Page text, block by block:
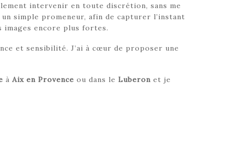
intervenir en toute discrétion, sans me
simple promeneur, afin de capturer l’instant
images encore plus fortes.
et sensibilité. J’ai à cœur de proposer une
à Aix en Provence ou dans le Luberon et je